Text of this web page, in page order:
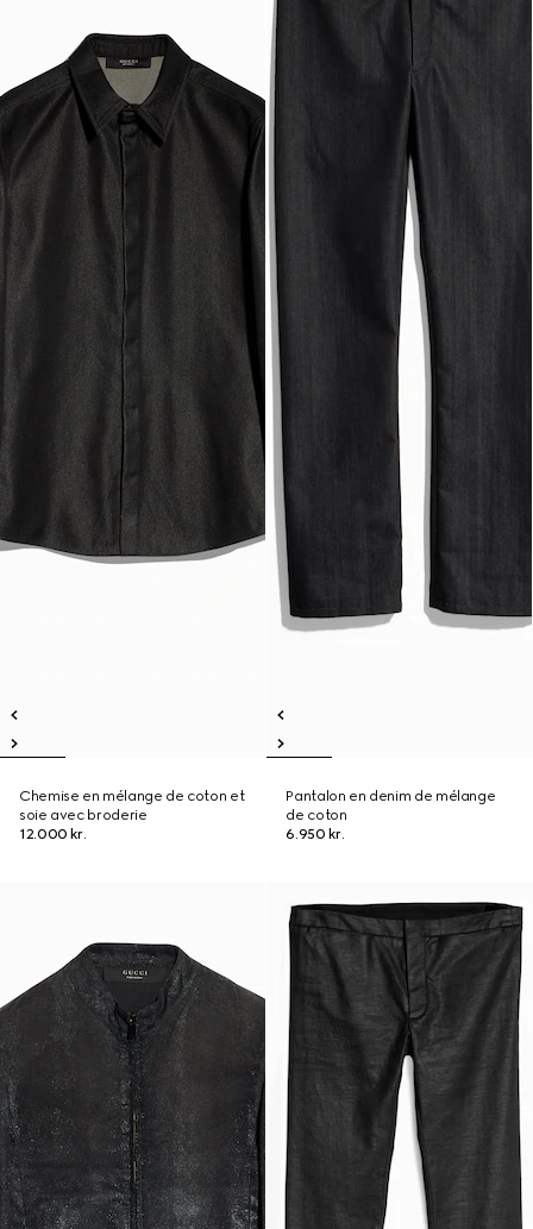
Chemise en mélange de coton et
soie avec broderie
12.000 kr.
Pantalon en denim de mélange
de coton
6.950 kr.